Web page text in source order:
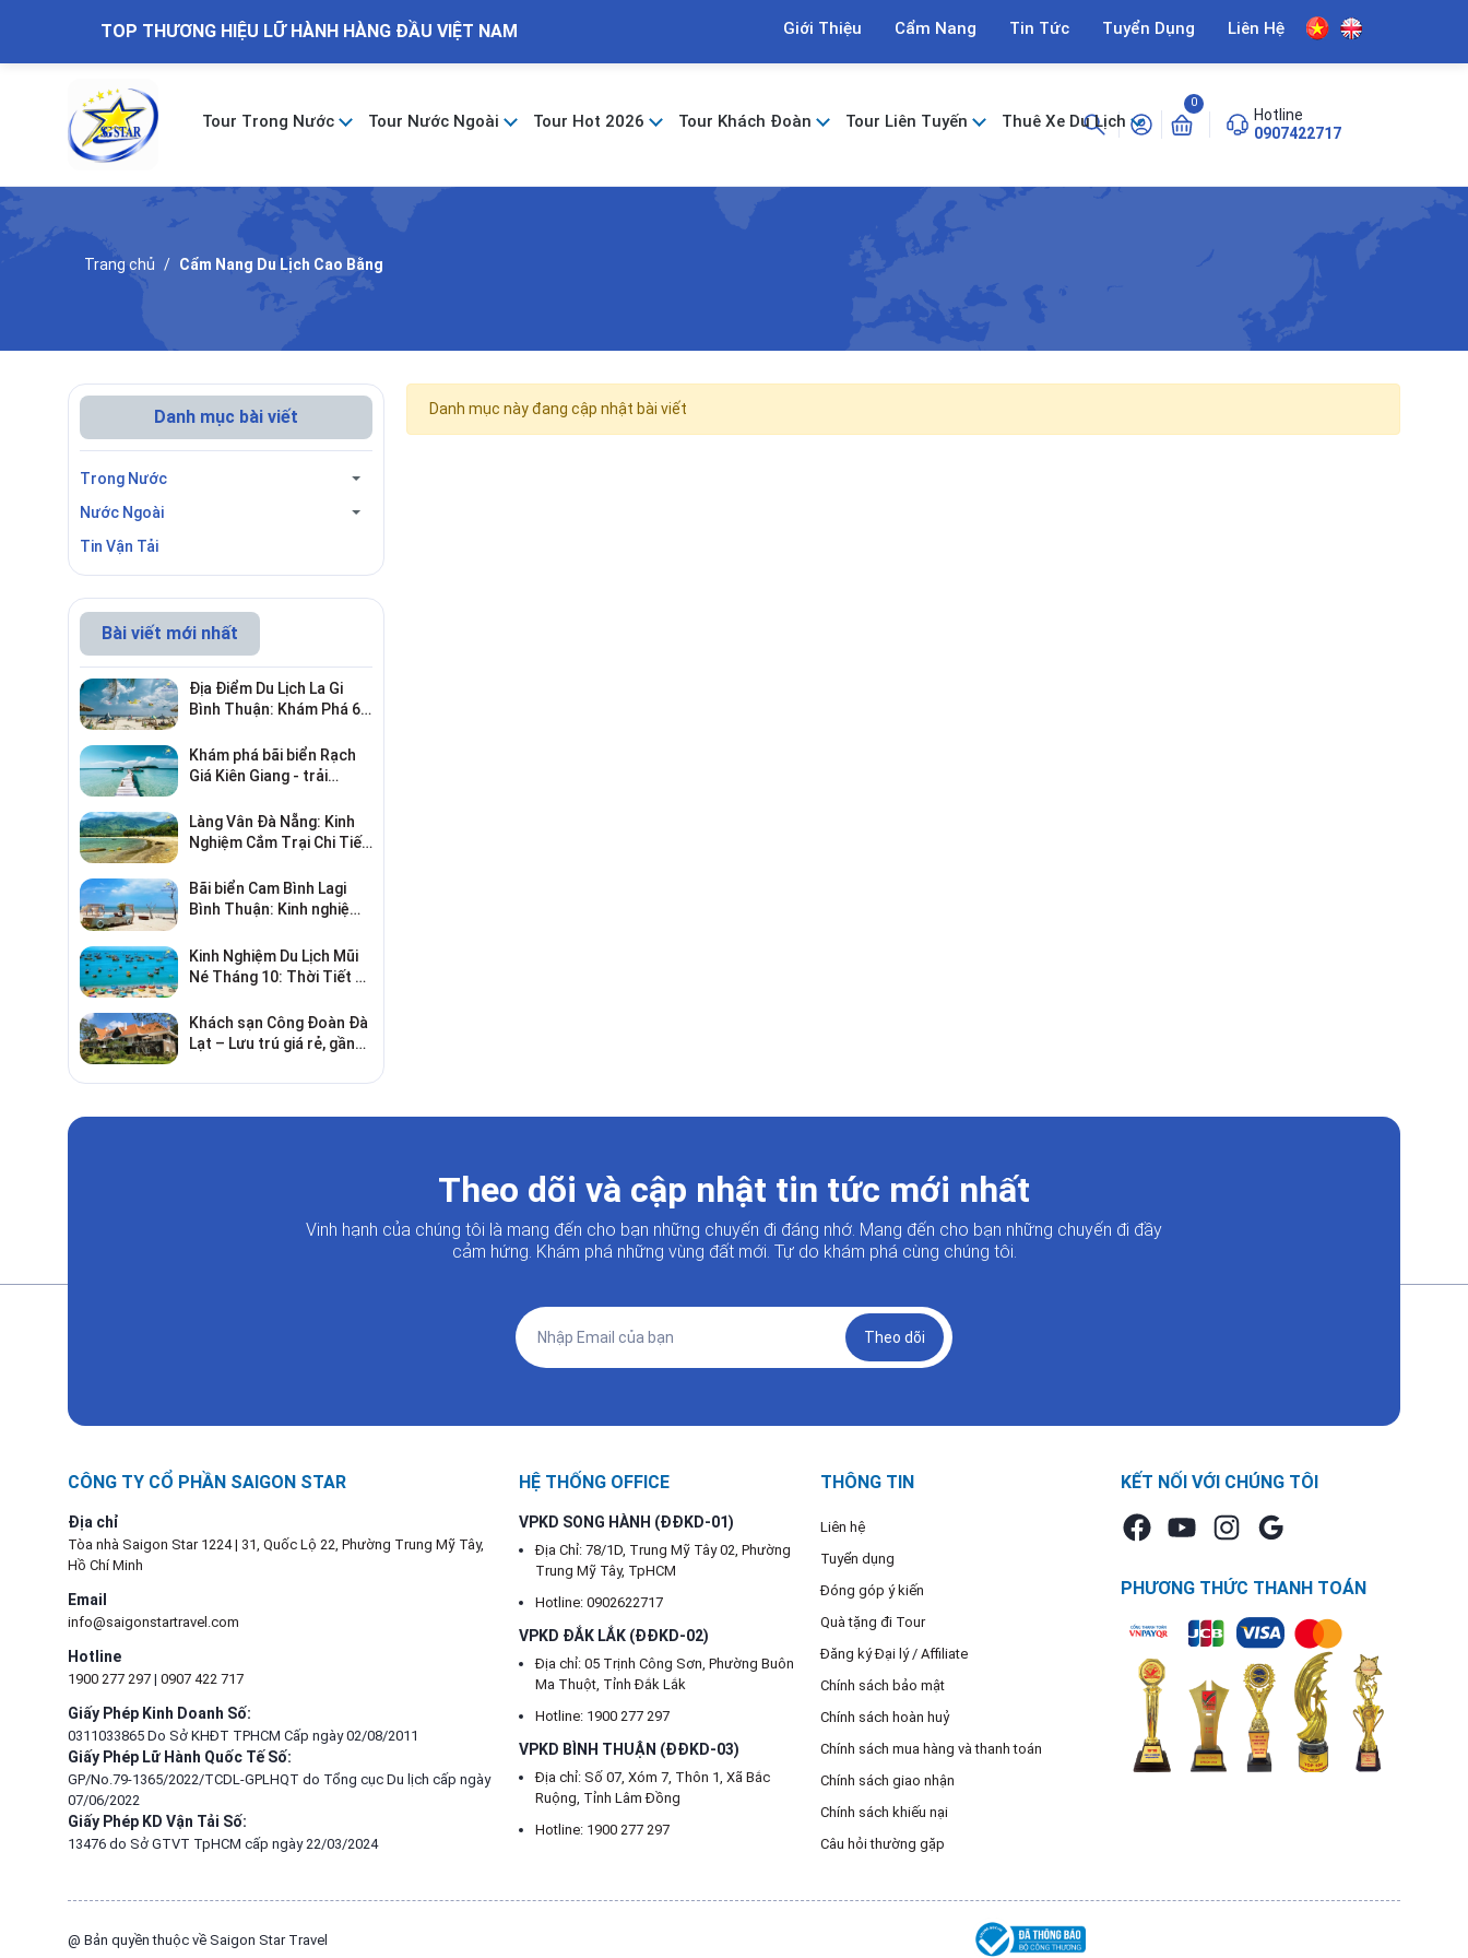
TOP THƯƠNG HIỆU LỮ HÀNH HÀNG ĐẦU VIỆT NAM Giới Thiệu Cẩm Nang Tin Tức Tuyển Dụng Liên Hệ
Tour Trong Nước Tour Nước Ngoài Tour Hot 2026 Tour Khách Đoàn Tour Liên Tuyến Thuê Xe Du Lịch
0
Hotline
0907422717
Trang chủ Cẩm Nang Du Lịch Cao Bằng
Danh mục này đang cập nhật bài viết
Danh mục bài viết
Trong Nước
Nước Ngoài
Tin Vận Tải
Bài viết mới nhất
Địa Điểm Du Lịch La Gi
Bình Thuận: Khám Phá 6
Khám phá bãi biển Rạch
Giá Kiên Giang - trải
Làng Vân Đà Nẵng: Kinh
Nghiệm Cắm Trại Chi Tiết
Bãi biển Cam Bình Lagi
Bình Thuận: Kinh nghiệm
gần
Kinh Nghiệm Du Lịch Mũi
Né Tháng 10: Thời Tiết &
Khách sạn Công Đoàn Đà
Lạt – Lưu trú giá rẻ, gần
Theo dõi và cập nhật tin tức mới nhất
Vinh hạnh của chúng tôi là mang đến cho bạn những chuyến đi đáng nhớ. Mang đến cho bạn những chuyến đi đầy
cảm hứng. Khám phá những vùng đất mới. Tự do khám phá cùng chúng tôi.
Theo dõi
CÔNG TY CỔ PHẦN SAIGON STAR
Địa chỉ
Tòa nhà Saigon Star 1224 | 31, Quốc Lộ 22, Phường Trung Mỹ Tây,
Hồ Chí Minh
Email
info@saigonstartravel.com
Hotline
1900 277 297 | 0907 422 717
Giấy Phép Kinh Doanh Số:
0311033865 Do Sở KHĐT TPHCM Cấp ngày 02/08/2011
Giấy Phép Lữ Hành Quốc Tế Số:
GP/No.79-1365/2022/TCDL-GPLHQT do Tổng cục Du lịch cấp ngày
07/06/2022
Giấy Phép KD Vận Tải Số:
13476 do Sở GTVT TpHCM cấp ngày 22/03/2024
HỆ THỐNG OFFICE
VPKD SONG HÀNH (ĐĐKD-01)
Địa Chỉ: 78/1D, Trung Mỹ Tây 02, Phường
Trung Mỹ Tây, TpHCM
Hotline: 0902622717
VPKD ĐẮK LẮK (ĐĐKD-02)
Địa chỉ: 05 Trịnh Công Sơn, Phường Buôn
Ma Thuột, Tỉnh Đắk Lắk
Hotline: 1900 277 297
VPKD BÌNH THUẬN (ĐĐKD-03)
Địa chỉ: Số 07, Xóm 7, Thôn 1, Xã Bắc
Ruộng, Tỉnh Lâm Đồng
Hotline: 1900 277 297
THÔNG TIN
Liên hệ
Tuyển dụng
Đóng góp ý kiến
Quà tặng đi Tour
Đăng ký Đại lý / Affiliate
Chính sách bảo mật
Chính sách hoàn huỷ
Chính sách mua hàng và thanh toán
Chính sách giao nhận
Chính sách khiếu nại
Câu hỏi thường gặp
KẾT NỐI VỚI CHÚNG TÔI
PHƯƠNG THỨC THANH TOÁN
@ Bản quyền thuộc về Saigon Star Travel